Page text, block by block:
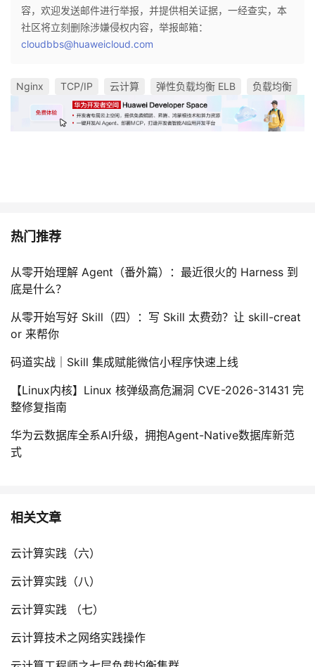
容，欢迎发送邮件进行举报，并提供相关证据，一经查实，本
社区将立刻删除涉嫌侵权内容，举报邮箱：
cloudbbs@huaweicloud.com
Nginx TCP/IP 云计算 弹性负载均衡 ELB 负载均衡
热门推荐
从零开始理解 Agent（番外篇）：最近很火的 Harness 到
底是什么？
从零开始写好 Skill（四）：写 Skill 太费劲？让 skill-creat
or 来帮你
码道实战｜Skill 集成赋能微信小程序快速上线
【Linux内核】Linux 核弹级高危漏洞 CVE-2026-31431 完
整修复指南
华为云数据库全系AI升级，拥抱Agent-Native数据库新范
式
相关文章
云计算实践（六）
云计算实践（八）
云计算实践 （七）
云计算技术之网络实践操作